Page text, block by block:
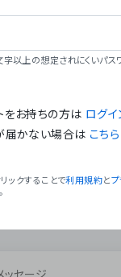
ョン**: 「Global
概要
上の想定されにくいパスワ
をお持ちの方は ログイ
届かない場合は こちら
ックすることで利用規約と